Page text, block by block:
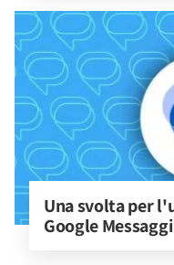
Una svolta per
Google